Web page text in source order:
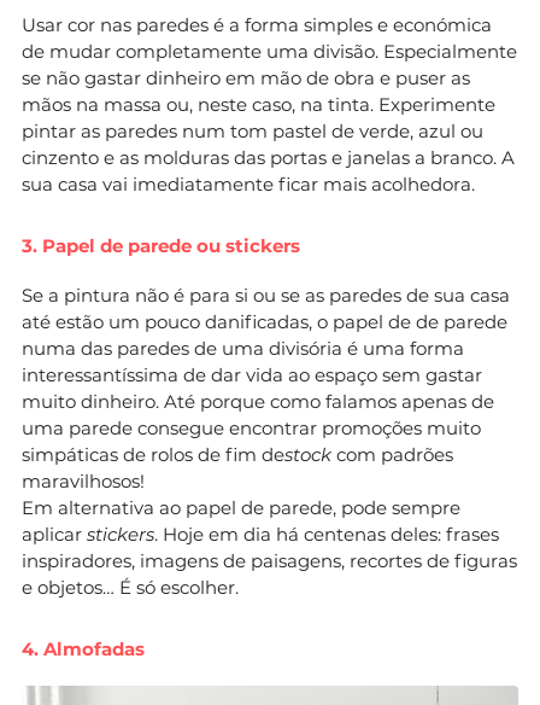
Usar cor nas paredes é a forma simples e económica
de mudar completamente uma divisão. Especialmente
se não gastar dinheiro em mão de obra e puser as
mãos na massa ou, neste caso, na tinta. Experimente
pintar as paredes num tom pastel de verde, azul ou
cinzento e as molduras das portas e janelas a branco. A
sua casa vai imediatamente ficar mais acolhedora.
3. Papel de parede ou stickers
Se a pintura não é para si ou se as paredes de sua casa
até estão um pouco danificadas, o papel de de parede
numa das paredes de uma divisória é uma forma
interessantíssima de dar vida ao espaço sem gastar
muito dinheiro. Até porque como falamos apenas de
uma parede consegue encontrar promoções muito
simpáticas de rolos de fim destock com padrões
maravilhosos!
Em alternativa ao papel de parede, pode sempre
aplicar stickers. Hoje em dia há centenas deles: frases
inspiradores, imagens de paisagens, recortes de figuras
e objetos… É só escolher.
4. Almofadas